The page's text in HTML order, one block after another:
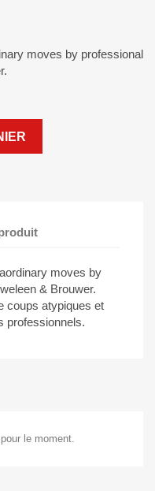
moves by professional
moves by
& Brouwer.
coups atypiques et
professionnels.
le moment.